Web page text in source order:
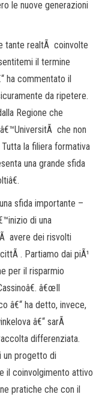
le nuove generazioni
tante realtÃ coinvolte
il termine
ha commentato il
da ripetere.
Regione che
che non
la filiera formativa
una grande sfida
sfida importante –
di una
avere dei risvolti
. Partiamo dai piÃ¹
per il risparmio
â€œIl
â€“ ha detto, invece,
â€“ sarÃ
differenziata.
un progetto di
il coinvolgimento attivo
pratiche che con il